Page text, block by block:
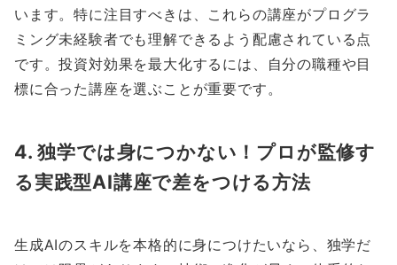
います。特に注目すべきは、これらの講座がプログラ
ミング未経験者でも理解できるよう配慮されている点
です。投資対効果を最大化するには、自分の職種や目
標に合った講座を選ぶことが重要です。
4. 独学では身につかない！プロが監修す
る実践型AI講座で差をつける方法
生成AIのスキルを本格的に身につけたいなら、独学だ